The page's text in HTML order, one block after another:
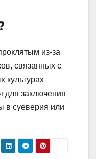
из-за
связанных с
культурах
для заключения
в суеверия или